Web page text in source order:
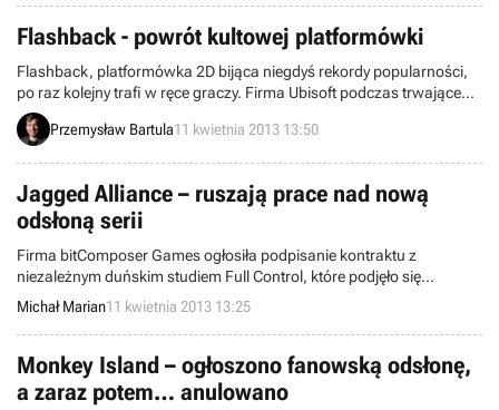
przeznaczonej na komputery stacjonarne.
Flashback - powrót kultowej platformówki
Flashback, platformówka 2D bijąca niegdyś rekordy popularności,
po raz kolejny trafi w ręce graczy. Firma Ubisoft podczas trwającego
w Sidney Ubisoft Autumn Digital zapowiedziała wydanie nowej,
odmłodzonej wersji tej gry. Jej produkcją zajmie się studio VectorCell
Przemysław Bartula11 kwietnia 2013 13:50
Jagged Alliance – ruszają prace nad nową
odsłoną serii
Firma bitComposer Games ogłosiła podpisanie kontraktu z
niezależnym duńskim studiem Full Control, które podjęło się
stworzenia kolejnej odsłony serii Jagged Alliance. Na temat
najnowszej części popularnego cyklu nie wiadomo jeszcze nic
konkretnego, poza tym, że zadebiutuje ona na wielu platformach
sprzętowych.
Michał Marian11 kwietnia 2013 13:25
Monkey Island – ogłoszono fanowską odsłonę,
a zaraz potem… anulowano